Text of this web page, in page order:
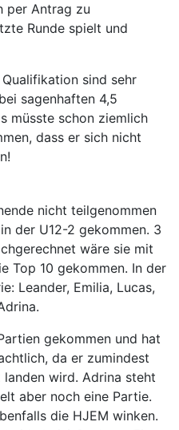
per Antrag zu
Runde spielt und
sind sehr
sagenhaften 4,5
müsste schon ziemlich
dass er sich nicht
nicht teilgenommen
der U12-2 gekommen. 3
wäre sie mit
Top 10 gekommen. In der
Leander, Emilia, Lucas,
gekommen und hat
da er zumindest
wird. Adrina steht
aber noch eine Partie.
die HJEM winken.